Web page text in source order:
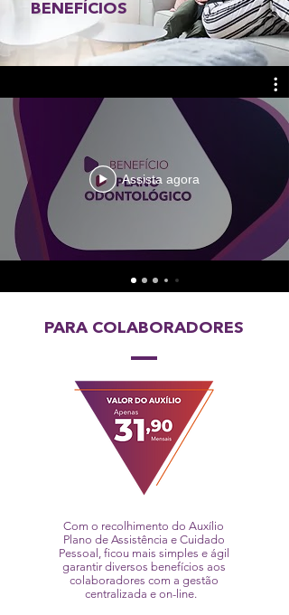
BENEFÍCIOS
Assista agora
PARA COLABORADORES
Com o recolhimento do Auxílio
Plano de Assistência e Cuidado
Pessoal, ficou mais simples e ágil
garantir diversos benefícios aos
colaboradores com a gestão
centralizada e on-line.